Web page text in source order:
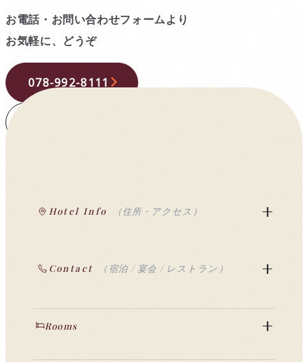
お電話・お問い合わせフォームより
お気軽に、どうぞ
078-992-8111
Hotel Info （住所・アクセス）
Contact （宿泊 / 宴会 / レストラン）
Rooms